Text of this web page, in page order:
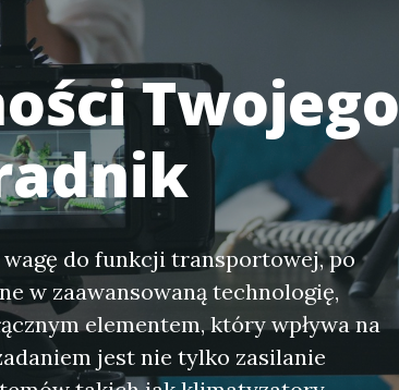
Twojego
do funkcji transportowej, po
w zaawansowaną technologię,
elementem, który wpływa na
jest nie tylko zasilanie